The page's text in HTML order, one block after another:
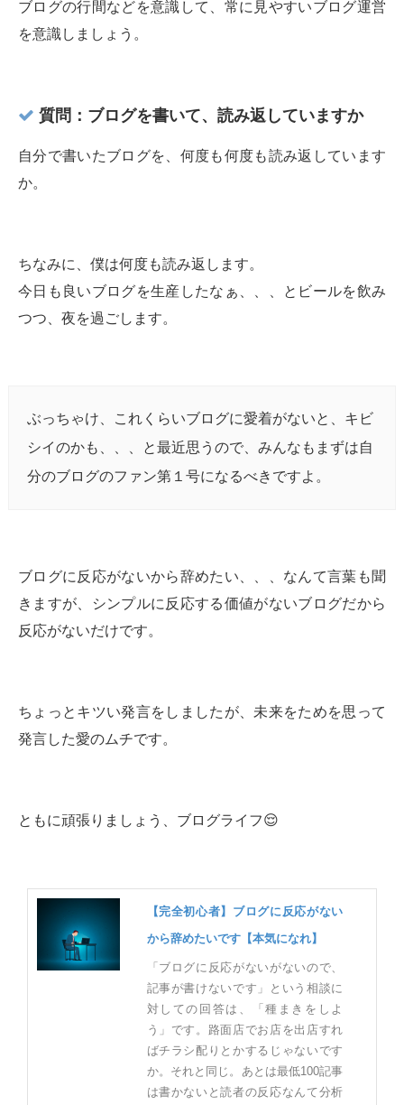
ブログの行間などを意識して、常に見やすいブログ運営
を意識しましょう。
質問：ブログを書いて、読み返していますか
自分で書いたブログを、何度も何度も読み返しています
か。
ちなみに、僕は何度も読み返します。
今日も良いブログを生産したなぁ、、、とビールを飲み
つつ、夜を過ごします。
ぶっちゃけ、これくらいブログに愛着がないと、キビ
シイのかも、、、と最近思うので、みんなもまずは自
分のブログのファン第１号になるべきですよ。
ブログに反応がないから辞めたい、、、なんて言葉も聞
きますが、シンプルに反応する価値がないブログだから
反応がないだけです。
ちょっとキツい発言をしましたが、未来をためを思って
発言した愛のムチです。
ともに頑張りましょう、ブログライフ😌
【完全初心者】ブログに反応がない
から辞めたいです【本気になれ】
「ブログに反応がないがないので、
記事が書けないです」という相談に
対しての回答は、「種まきをしよ
う」です。路面店でお店を出店すれ
ばチラシ配りとかするじゃないです
か。それと同じ。あとは最低100記事
は書かないと読者の反応なんて分析